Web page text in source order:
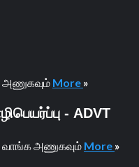
அணுகவும் More »
- ADVT
வாங்க அணுகவும் More »